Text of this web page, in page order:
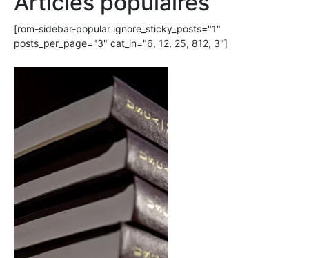
[rom-sidebar-popular ignore_sticky_posts="1"
posts_per_page="3" cat_in="6, 12, 25, 812, 3"]